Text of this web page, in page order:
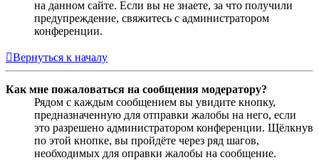
на данном сайте. Если вы не знаете, за что получили
предупреждение, свяжитесь с администратором
конференции.
Вернуться к началу
Как мне пожаловаться на сообщения модератору?
Рядом с каждым сообщением вы увидите кнопку,
предназначенную для отправки жалобы на него, если
это разрешено администратором конференции. Щёлкнув
по этой кнопке, вы пройдёте через ряд шагов,
необходимых для оправки жалобы на сообщение.